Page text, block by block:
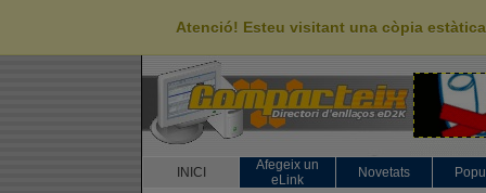
Atenció! Esteu visitant una còpia
INICI
Afegeix un
eLink
Novetats